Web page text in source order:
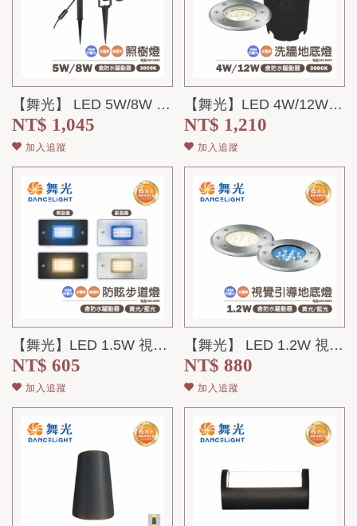
【舞光】 LED 5W/8W 插地燈 黃光 全電壓 IP66
NT$ 1,045
加入追蹤
【舞光】LED 4W/12W 洗牆地底燈 黃光 全電壓 IP66
NT$ 1,210
加入追蹤
【舞光】LED 1.5W 視覺引導步道燈 藍光/黃光 黑面蓋/銀面蓋 全電壓 I...
NT$ 605
加入追蹤
【舞光】 LED 1.2W 視覺引導地底燈 藍光/黃光 全電壓 IP66
NT$ 880
加入追蹤